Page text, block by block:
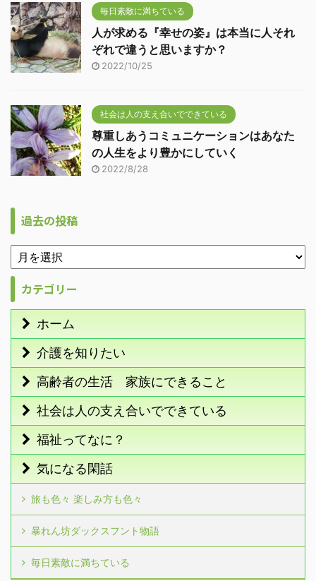
毎日素敵に満ちている
人が求める『幸せの姿』は本当に人それ
ぞれで違うと思いますか？
2022/10/25
社会は人の支え合いでできている
尊重しあうコミュニケーションはあなた
の人生をより豊かにしていく
2022/8/28
過去の投稿
カテゴリー
ホーム
介護を知りたい
高齢者の生活 家族にできること
社会は人の支え合いでできている
福祉ってなに？
気になる閑話
旅も色々 楽しみ方も色々
暴れん坊ダックスフント物語
毎日素敵に満ちている